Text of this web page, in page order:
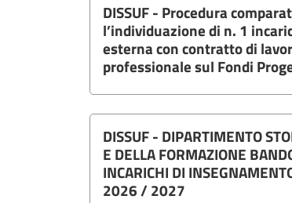
DISSUF - Procedura
l’individuazione di n. 1
esterna con contratto di
professionale sul Fondi
DISSUF - DIPARTIMENTO
E DELLA FORMAZIONE
INCARICHI DI
2026 / 2027